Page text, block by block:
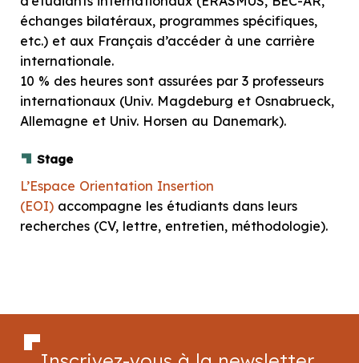
échanges bilatéraux, programmes spécifiques,
etc.) et aux Français d’accéder à une carrière
internationale.
10 % des heures sont assurées par 3 professeurs
internationaux (Univ. Magdeburg et Osnabrueck,
Allemagne et Univ. Horsen au Danemark).
Stage
L’Espace Orientation Insertion
(EOI) accompagne les étudiants dans leurs
recherches (CV, lettre, entretien, méthodologie).